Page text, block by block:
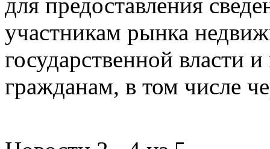
для предоставления
участникам рынка
государственной власти
гражданам, в том числе